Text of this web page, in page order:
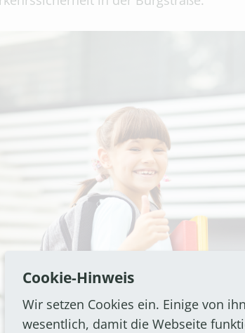
Cookie-Hinweis
Wir setzen Cookies ein. Einige von
wesentlich, damit die Webseite